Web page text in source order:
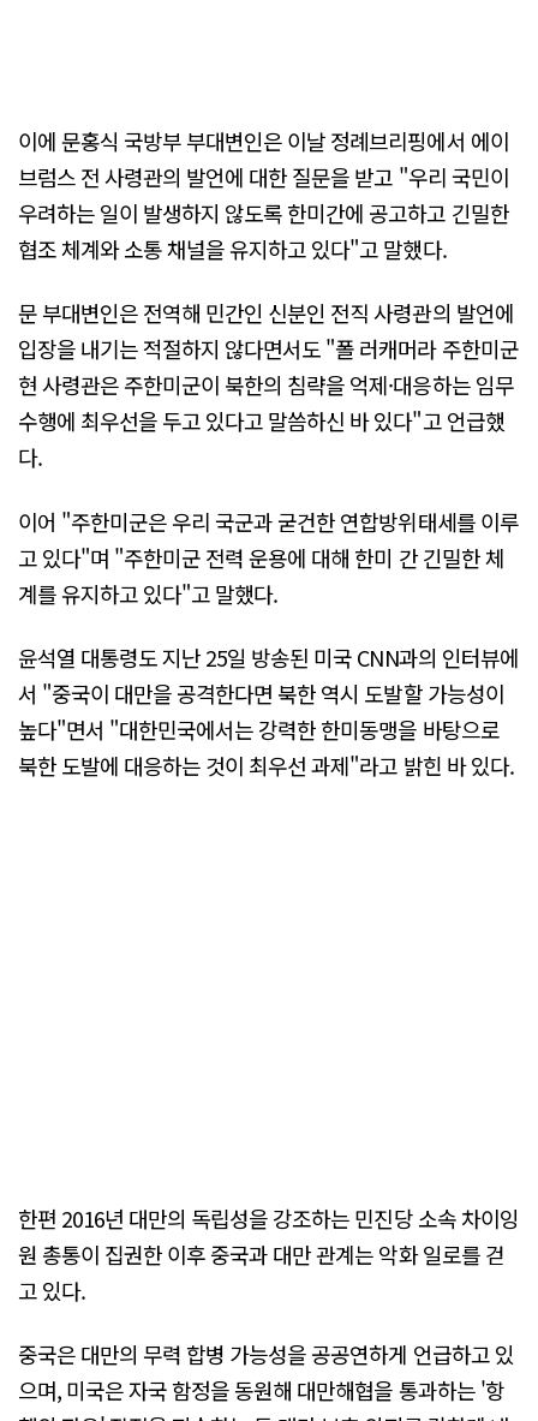
이에 문홍식 국방부 부대변인은 이날 정례브리핑에서 에이
브럼스 전 사령관의 발언에 대한 질문을 받고 "우리 국민이
우려하는 일이 발생하지 않도록 한미간에 공고하고 긴밀한
협조 체계와 소통 채널을 유지하고 있다"고 말했다.
문 부대변인은 전역해 민간인 신분인 전직 사령관의 발언에
입장을 내기는 적절하지 않다면서도 "폴 러캐머라 주한미군
현 사령관은 주한미군이 북한의 침략을 억제·대응하는 임무
수행에 최우선을 두고 있다고 말씀하신 바 있다"고 언급했
다.
이어 "주한미군은 우리 국군과 굳건한 연합방위태세를 이루
고 있다"며 "주한미군 전력 운용에 대해 한미 간 긴밀한 체
계를 유지하고 있다"고 말했다.
윤석열 대통령도 지난 25일 방송된 미국 CNN과의 인터뷰에
서 "중국이 대만을 공격한다면 북한 역시 도발할 가능성이
높다"면서 "대한민국에서는 강력한 한미동맹을 바탕으로
북한 도발에 대응하는 것이 최우선 과제"라고 밝힌 바 있다.
한편 2016년 대만의 독립성을 강조하는 민진당 소속 차이잉
원 총통이 집권한 이후 중국과 대만 관계는 악화 일로를 걷
고 있다.
중국은 대만의 무력 합병 가능성을 공공연하게 언급하고 있
으며, 미국은 자국 함정을 동원해 대만해협을 통과하는 '항